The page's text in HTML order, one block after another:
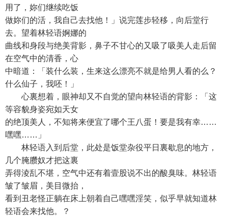
用了，妳们继续吃饭
做妳们的活，我自己去找他！」说完莲步轻移，向后堂行
去。望着林轻语婀娜的
曲线和身段与绝美背影，鼻子不甘心的又吸了吸美人走后留
在空气中的清香，心
中暗道：「装什么装，生来这么漂亮不就是给男人看的么？
什么仙子，我呸！」
心裏想着，眼神却又不自觉的望向林轻语的背影：「这
等容貌身姿宛如天女
的绝顶美人，不知将来便宜了哪个王八蛋！要是我有幸……
嘿嘿……」
林轻语入到后堂，此处是饭堂杂役平日裏歇息的地方，
几个腌臜奴才把这裏
弄得淩乱不堪，空气中还有着壹股说不出的酸臭味。林轻语
皱了皱眉，美目微抬，
看到丑老怪正躺在床上朝着自己嘿嘿淫笑，似乎早就知道林
轻语会来找他。？